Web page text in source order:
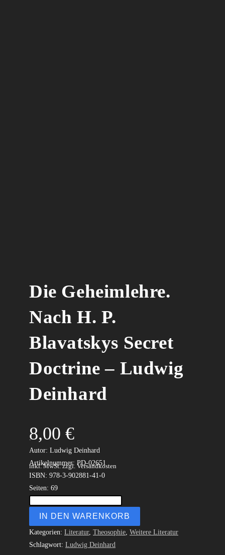
Die Geheimlehre.
Nach H. P.
Blavatskys Secret
Doctrine – Ludwig
Deinhard
8,00 €
inkl. MwSt. zzgl. Versandkosten
.
Autor: Ludwig Deinhard
Artikelnummer: PD-02651
ISBN: 978-3-902881-41-0
Seiten: 69
IN DEN WARENKORB
Kategorien: Literatur, Theosophie Weitere Literatur
Schlagwort: Ludwig Deinhard